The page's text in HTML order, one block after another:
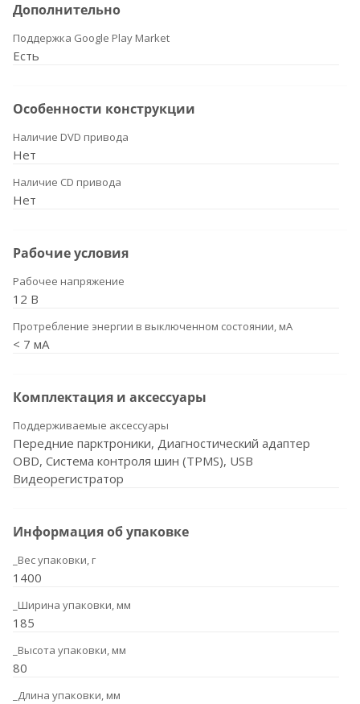
Дополнительно
Поддержка Google Play Market
Есть
Особенности конструкции
Наличие DVD привода
Нет
Наличие CD привода
Нет
Рабочие условия
Рабочее напряжение
12 В
Протребление энергии в выключенном состоянии, мА
< 7 мА
Комплектация и аксессуары
Поддерживаемые аксессуары
Передние парктроники, Диагностический адаптер
OBD, Система контроля шин (TPMS), USB
Видеорегистратор
Информация об упаковке
_Вес упаковки, г
1400
_Ширина упаковки, мм
185
_Высота упаковки, мм
80
_Длина упаковки, мм